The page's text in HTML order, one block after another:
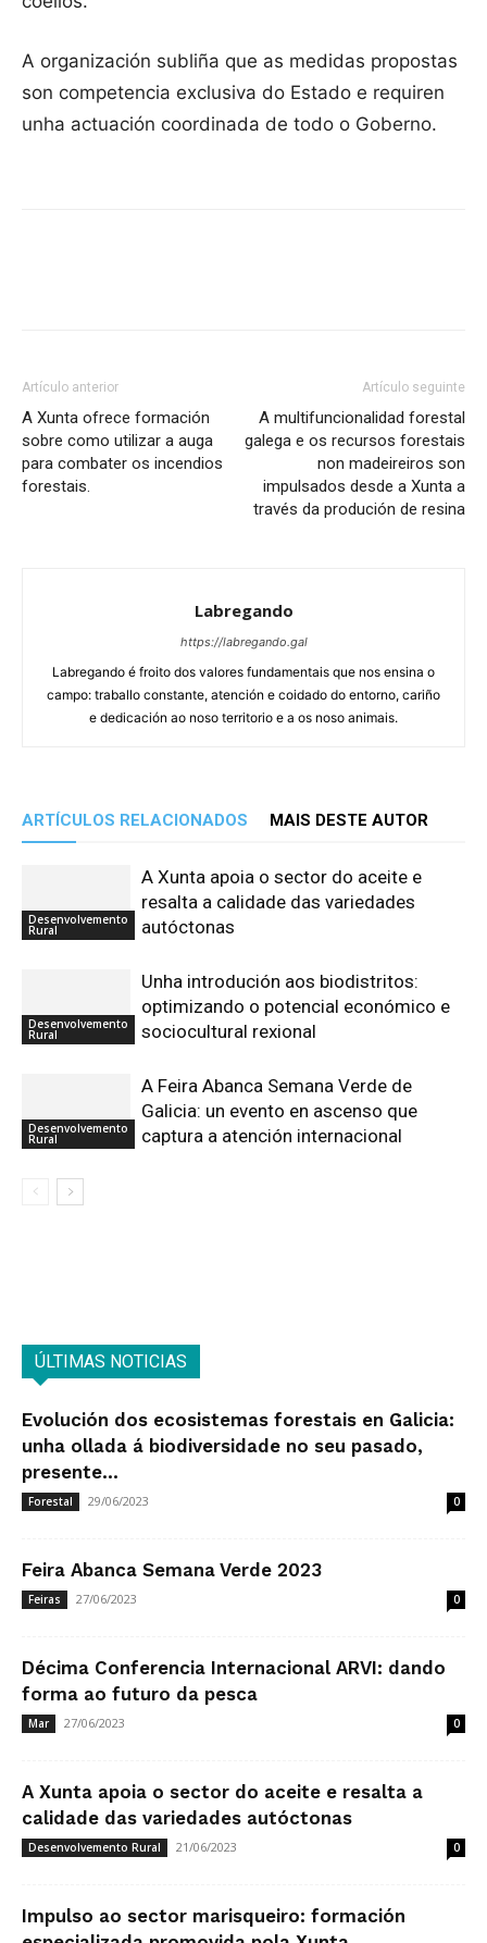
A organización subliña que as medidas propostas
son competencia exclusiva do Estado e requiren
unha actuación coordinada de todo o Goberno.
Artículo anterior
A Xunta ofrece formación
sobre como utilizar a auga
para combater os incendios
forestais.
Artículo seguinte
A multifuncionalidad forestal
galega e os recursos forestais
non madeireiros son
impulsados desde a Xunta a
través da produción de resina
Labregando
https://labregando.gal
Labregando é froito dos valores fundamentais que nos ensina o
campo: traballo constante, atención e coidado do entorno, cariño
e dedicación ao noso territorio e a os noso animais.
ARTÍCULOS RELACIONADOS MAIS DESTE AUTOR
Desenvolvemento
Rural
A Xunta apoia o sector do aceite e
resalta a calidade das variedades
autóctonas
Desenvolvemento
Rural
Unha introdución aos biodistritos:
optimizando o potencial económico e
sociocultural rexional
Desenvolvemento
Rural
A Feira Abanca Semana Verde de
Galicia: un evento en ascenso que
captura a atención internacional
ÚLTIMAS NOTICIAS
Evolución dos ecosistemas forestais en Galicia:
unha ollada á biodiversidade no seu pasado,
presente...
Forestal 29/06/2023 0
Feira Abanca Semana Verde 2023
Feiras 27/06/2023 0
Décima Conferencia Internacional ARVI: dando
forma ao futuro da pesca
Mar 27/06/2023 0
A Xunta apoia o sector do aceite e resalta a
calidade das variedades autóctonas
Desenvolvemento Rural 21/06/2023 0
Impulso ao sector marisqueiro: formación